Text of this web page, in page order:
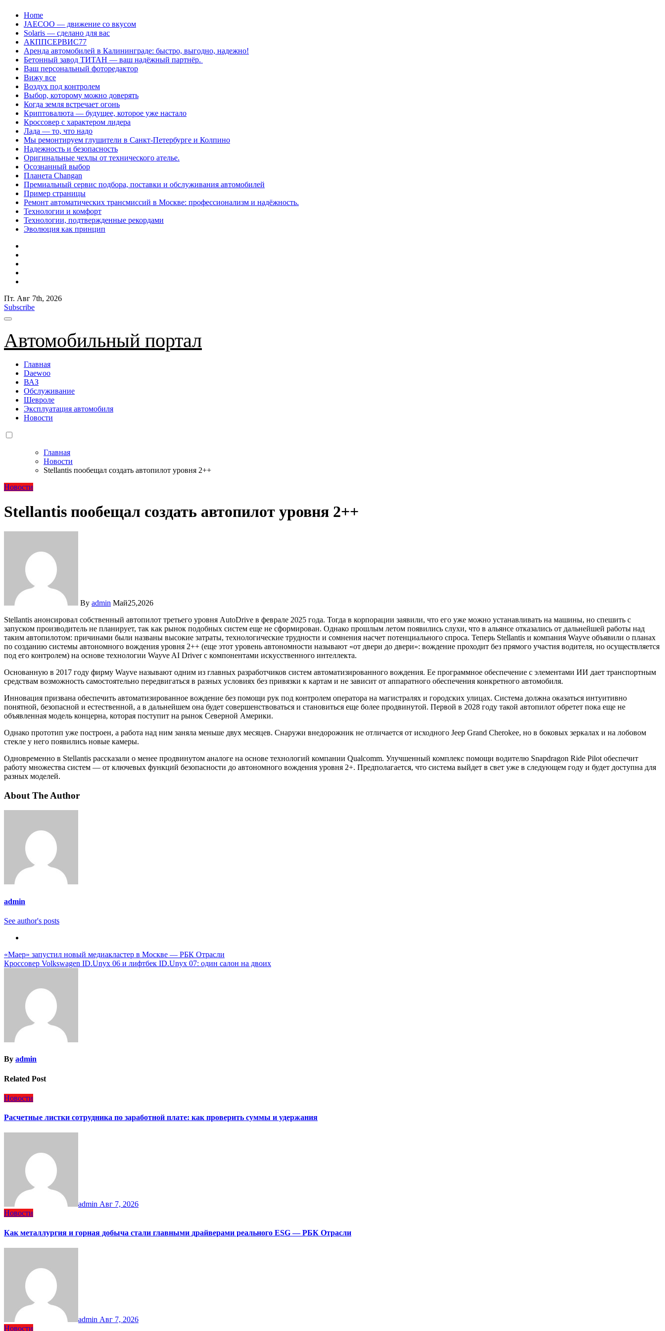
Перейти
содержанию
Home
JAECOO — движение со вкусом
Solaris — сделано для вас
АКППСЕРВИС77
Аренда автомобилей в Калининграде: быстро, выгодно, надежно!
Бетонный завод ТИТАН — ваш надёжный партнёр.
Ваш персональный фоторедактор
Вижу все
Воздух под контролем
Выбор, которому можно доверять
Когда земля встречает огонь
Криптовалюта — будущее, которое уже настало
Кроссовер с характером лидера
Лада — то, что надо
Мы ремонтируем глушители в Санкт-Петербурге и Колпино
Надежность и безопасность
Оригинальные чехлы от технического ателье.
Осознанный выбор
Планета Changan
Премиальный сервис подбора, поставки и обслуживания автомобилей
Пример страницы
Ремонт автоматических трансмиссий в Москве: профессионализм и надёжность.
Технологии и комфорт
Технологии, подтвержденные рекордами
Эволюция как принцип
Пт. Авг 7th, 2026
Subscribe
Автомобильный портал
Главная
Daewoo
ВАЗ
Обслуживание
Шевроле
Эксплуатация автомобиля
Новости
Главная
Новости
Stellantis пообещал создать автопилот уровня 2++
Новости
Stellantis пообещал создать автопилот уровня 2++
By admin Май25,2026
Stellantis анонсировал собственный автопилот третьего уровня AutoDrive в феврале 2025 года. Тогда в корпорации заявили, что его уже можно устанавливать на машины, но спешить с
запуском производитель не планирует, так как рынок подобных систем еще не сформирован. Однако прошлым летом появились слухи, что в альянсе отказались от дальнейшей работы над
таким автопилотом: причинами были названы высокие затраты, технологические трудности и сомнения насчет потенциального спроса. Теперь Stellantis и компания Wayve объявили о планах
по созданию системы автономного вождения уровня 2++ (еще этот уровень автономности называют «от двери до двери»: вождение проходит без прямого участия водителя, но осуществляется
под его контролем) на основе технологии Wayve AI Driver с компонентами искусственного интеллекта.
Основанную в 2017 году фирму Wayve называют одним из главных разработчиков систем автоматизированного вождения. Ее программное обеспечение с элементами ИИ дает транспортным
средствам возможность самостоятельно передвигаться в разных условиях без привязки к картам и не зависит от аппаратного обеспечения конкретного автомобиля.
Инновация призвана обеспечить автоматизированное вождение без помощи рук под контролем оператора на магистралях и городских улицах. Система должна оказаться интуитивно
понятной, безопасной и естественной, а в дальнейшем она будет совершенствоваться и становиться еще более продвинутой. Первой в 2028 году такой автопилот обретет пока еще не
объявленная модель концерна, которая поступит на рынок Северной Америки.
Однако прототип уже построен, а работа над ним заняла меньше двух месяцев. Снаружи внедорожник не отличается от исходного Jeep Grand Cherokee, но в боковых зеркалах и на лобовом
стекле у него появились новые камеры.
Одновременно в Stellantis рассказали о менее продвинутом аналоге на основе технологий компании Qualcomm. Улучшенный комплекс помощи водителю Snapdragon Ride Pilot обеспечит
работу множества систем — от ключевых функций безопасности до автономного вождения уровня 2+. Предполагается, что система выйдет в свет уже в следующем году и будет доступна для
разных моделей.
About The Author
admin
See author's posts
Навигация
по
«Маер» запустил новый медиакластер в Москве — РБК Отрасли
Кроссовер Volkswagen ID.Unyx 06 и лифтбек ID.Unyx 07: один салон на двоих
By admin
Related Post
Новости
Расчетные листки сотрудника по заработной плате: как проверить суммы и удержания
admin Авг 7, 2026
Новости
Как металлургия и горная добыча стали главными драйверами реального ESG — РБК Отрасли
admin Авг 7, 2026
Новости